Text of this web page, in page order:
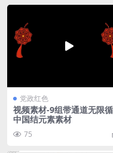
党政红色
视频素材-9组带通道无限
中国结元素素材
75